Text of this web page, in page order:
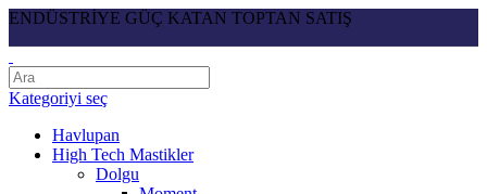
ENDÜSTRİYE GÜÇ KATAN TOPTAN SATIŞ
Kategoriyi seç
Havlupan
High Tech Mastikler
Dolgu